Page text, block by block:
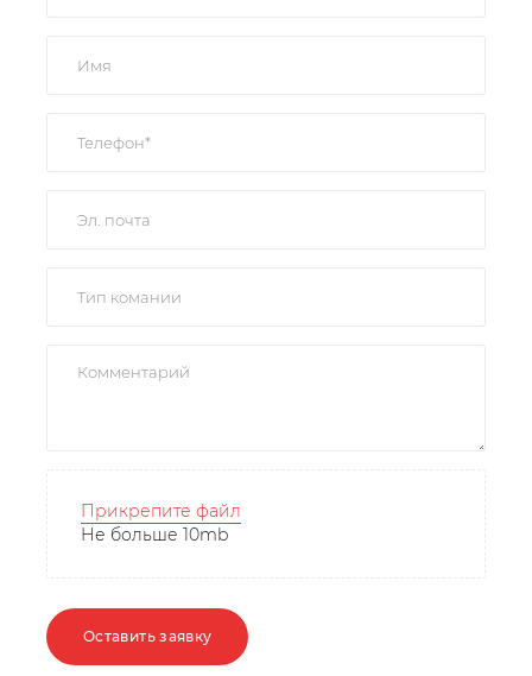
Прикрепите файл
Не больше 10mb
Оставить заявку